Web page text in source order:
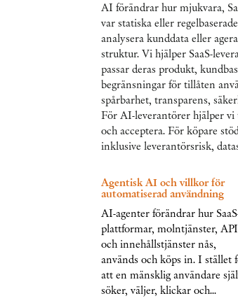
AI förändrar hur mjukvara,
var statiska eller
analysera kunddata eller
struktur. Vi hjälper SaaS-
passar deras produkt,
begränsningar för tillåten
spårbarhet, transparens,
För AI-leverantörer hjälper
och acceptera. För köpare
inklusive leverantörsrisk,
Agentisk AI och villkor för
automatiserad användning
AI-agenter förändrar hur
plattformar, molntjänster,
och innehållstjänster nås,
används och köps in. I stället
att en mänsklig användare
söker, väljer, klickar och…